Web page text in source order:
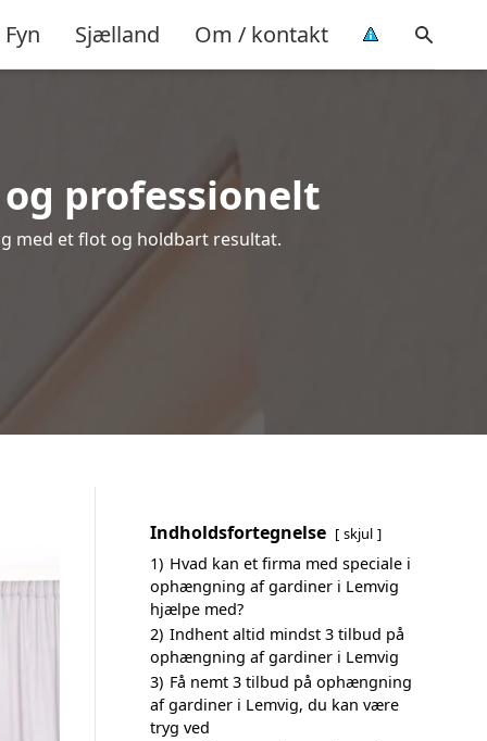
Fyn Sjælland Om / kontakt
professionelt
med et flot og holdbart resultat.
Indholdsfortegnelse skjul
1) Hvad kan et firma med speciale i
ophængning af gardiner i Lemvig
hjælpe med?
2) Indhent altid mindst 3 tilbud på
ophængning af gardiner i Lemvig
3) Få nemt 3 tilbud på ophængning
af gardiner i Lemvig, du kan være
tryg ved